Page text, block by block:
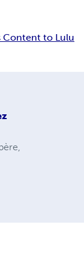
Content to Lulu